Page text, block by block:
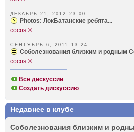
ДЕКАБРЬ 21, 2012 23:00
Photos: ЛокБатанские ребята...
cocos ®
СЕНТЯБРЬ 6, 2011 13:24
Соболезнования близким и родным
cocos ®
Все дискуссии
Создать дискуссию
Недавнее в клубе
Собол­езнования близким и